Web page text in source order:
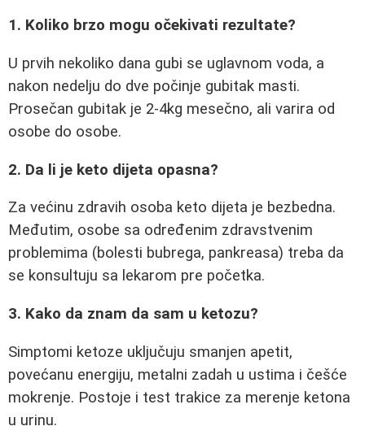
1. Koliko brzo mogu očekivati rezultate?
U prvih nekoliko dana gubi se uglavnom voda, a
nakon nedelju do dve počinje gubitak masti.
Prosečan gubitak je 2-4kg mesečno, ali varira od
osobe do osobe.
2. Da li je keto dijeta opasna?
Za većinu zdravih osoba keto dijeta je bezbedna.
Međutim, osobe sa određenim zdravstvenim
problemima (bolesti bubrega, pankreasa) treba da
se konsultuju sa lekarom pre početka.
3. Kako da znam da sam u ketozu?
Simptomi ketoze uključuju smanjen apetit,
povećanu energiju, metalni zadah u ustima i češće
mokrenje. Postoje i test trakice za merenje ketona
u urinu.